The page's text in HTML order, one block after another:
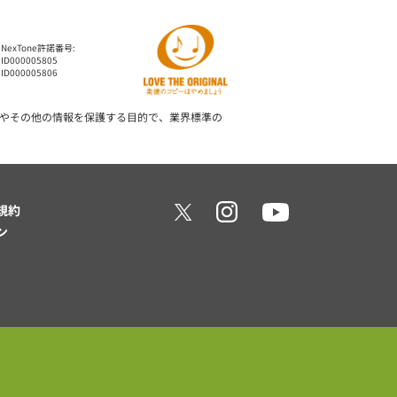
NexTone許諾番号:
ID000005805
ID000005806
その他の情報を保護する目的で、業界標準の
約